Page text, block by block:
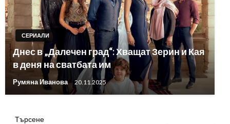
СЕРИАЛИ
Днес в „Далечен град“: Хващат Зерин и Кая
в деня на сватбата им
Румяна Иванова 20.11.2025
Търсене